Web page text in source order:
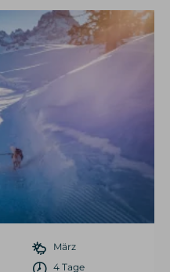
März
4 Tage